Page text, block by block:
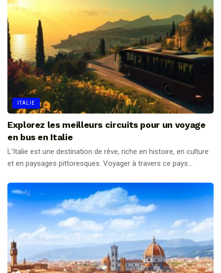
ITALIE
Explorez les meilleurs circuits pour un voyage
en bus en Italie
L'Italie est une destination de rêve, riche en histoire, en culture
et en paysages pittoresques. Voyager à travers ce pays...